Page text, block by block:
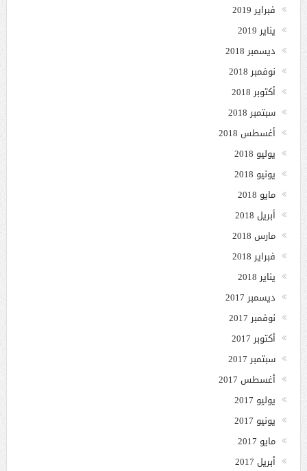
فبراير 2019
يناير 2019
ديسمبر 2018
نوفمبر 2018
أكتوبر 2018
سبتمبر 2018
أغسطس 2018
يوليو 2018
يونيو 2018
مايو 2018
أبريل 2018
مارس 2018
فبراير 2018
يناير 2018
ديسمبر 2017
نوفمبر 2017
أكتوبر 2017
سبتمبر 2017
أغسطس 2017
يوليو 2017
يونيو 2017
مايو 2017
أبريل 2017